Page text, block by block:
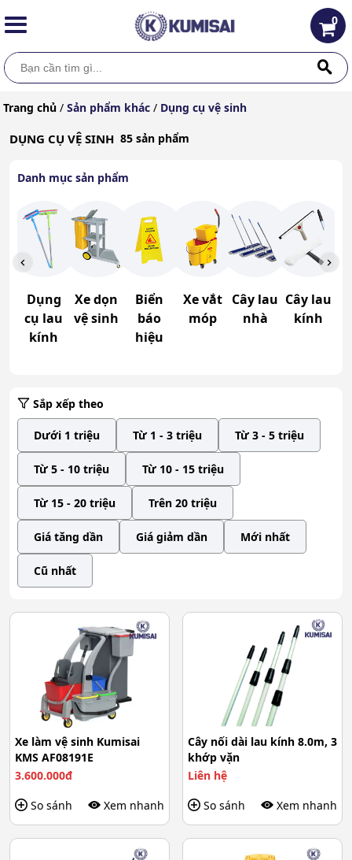
0
Trang chủ / Sản phẩm khác / Dụng cụ vệ sinh
DỤNG CỤ VỆ SINH 85 sản phẩm
Danh mục sản phẩm
Dụng
cụ lau
kính
Xe dọn
vệ sinh
Biển
báo
hiệu
Xe vắt
móp
Cây lau
nhà
Cây lau
kính
Sắp xếp theo
Dưới 1 triệu Từ 1 - 3 triệu Từ 3 - 5 triệu
Từ 5 - 10 triệu Từ 10 - 15 triệu
Từ 15 - 20 triệu Trên 20 triệu
Giá tăng dần Giá giảm dần Mới nhất
Cũ nhất
Xe làm vệ sinh Kumisai
KMS AF08191E
3.600.000đ
So sánh
Xem nhanh
Cây nối dài lau kính 8.0m, 3
khớp vặn
Liên hệ
So sánh
Xem nhanh